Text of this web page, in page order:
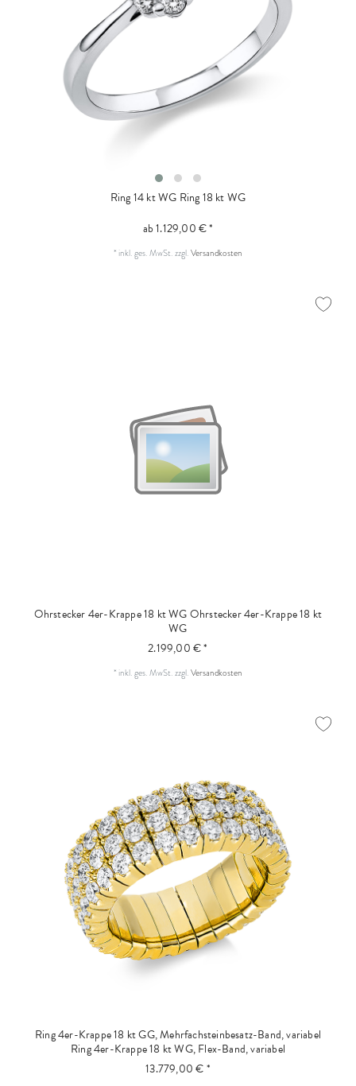
Ring 14 kt WG Ring 18 kt WG
ab 1.129,00 € *
* inkl. ges. MwSt.zzgl.Versandkosten
Ohrstecker 4er-Krappe 18 kt WGOhrstecker 4er-Krappe 18 kt
WG
2.199,00 € *
* inkl. ges. MwSt.zzgl.Versandkosten
Ring 4er-Krappe 18 kt GG, Mehrfachsteinbesatz-Band, variabel
Ring 4er-Krappe 18 kt WG, Flex-Band, variabel
13.779,00 € *